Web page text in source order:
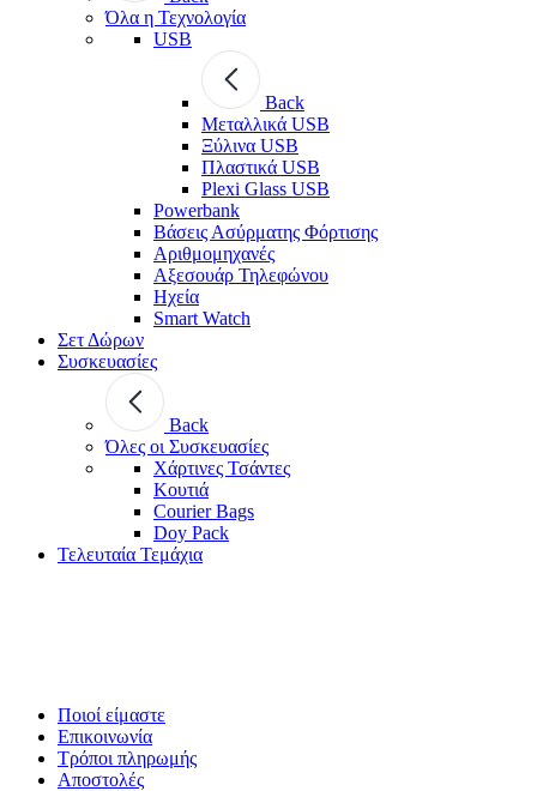
Όλα η Τεχνολογία
USB
Back
Μεταλλικά USB
Ξύλινα USB
Πλαστικά USB
Plexi Glass USB
Powerbank
Βάσεις Ασύρματης Φόρτισης
Αριθμομηχανές
Αξεσουάρ Τηλεφώνου
Ηχεία
Smart Watch
Σετ Δώρων
Συσκευασίες
Back
Όλες οι Συσκευασίες
Χάρτινες Τσάντες
Κουτιά
Courier Bags
Doy Pack
Τελευταία Τεμάχια
Ποιοί είμαστε
Επικοινωνία
Τρόποι πληρωμής
Αποστολές